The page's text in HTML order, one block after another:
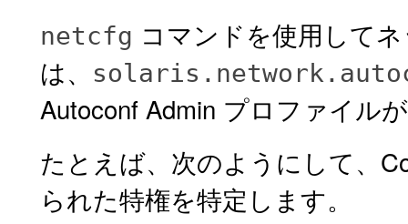
netcfg コマンドを使用して
は、
Autoconf Admin プロファイル
たとえば、次のようにして、
られた特権を特定します。